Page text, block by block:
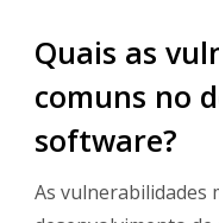
Quais as
comuns no
software?
As vulnerabilidades